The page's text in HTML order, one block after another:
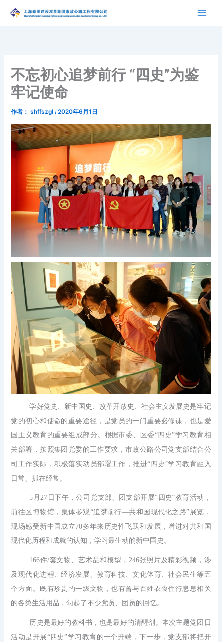
内
不忘初心追梦前行 “四史”为鉴
牢记使命
作者： shffszgl/2020年6月1日
学好党史、新中国史、改革开放史、社会主义发展史是牢记
党的初心和使命的重要途径，是党员的一门重要必修课，也是爱
国主义教育的重要组成部分。根据市委、区委“四史”学习教育相
关部署，按照集团党委的工作要求，市政公路公司党支部结合公
司工作实际，积极落实动员部署工作，推进“四史”学习教育融入
日常、抓在经常。
5月27日下午，公司党支部、团支部开展“四史”教育活动，
前往区博物馆，集体参观“追梦前行—共和国现代化之路”展览，
现场感受新中国成立70多年来历史性飞跃和发展，增进对共和国
现代化历程和成就的认知，学习最生动的新中国史。
166件/套文物、艺术品和模型，246张照片及精彩视频，涉
及现代化进程、经济发展、教育科技、文化体育、社会民生等五
个方面。既有珍贵的一级文物，也有曾与百姓衣食住行息息相关
的各类生活用品，勾起了不少党员、团员的回忆。
历史是最好的教科书，也是最好的清醒剂。本次主题党团日
活动是开展“四史”学习教育的一个开端，下一步，党支部将把开